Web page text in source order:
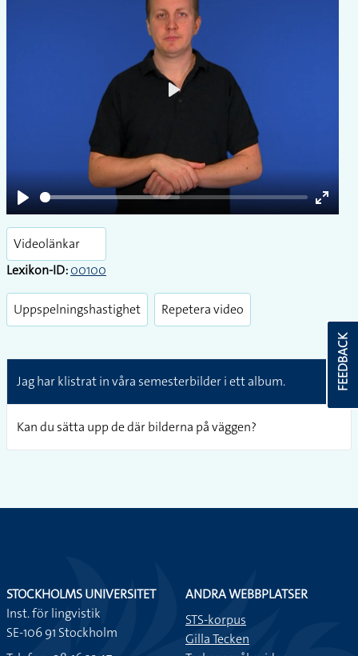
Play
Enter
Play
Videolänkar
Lexikon-ID:00100
Uppspelningshastighet Repetera video
Jag har klistrat in våra semesterbilder i ett album.
Kan du sätta upp de där bilderna på väggen?
FEEDBACK
STOCKHOLMS UNIVERSITET
Inst. för lingvistik
SE-106 91 Stockholm
ANDRA WEBBPLATSER
STS-korpus
Gilla Tecken